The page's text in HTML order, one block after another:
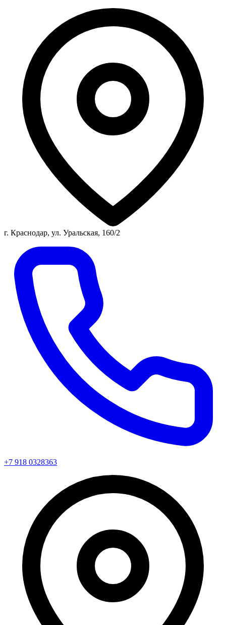
г. Краснодар, ул. Уральская, 160/2
+7 918 0328363